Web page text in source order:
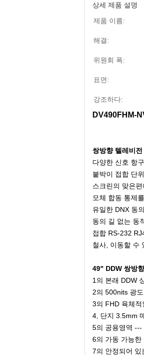
상세 제품 설명
제품 이름:
해결:
위원회 폭:
표면:
강조하다:
DV490FHM-
쌍방향 텔레비
다양한 신호 항
붙박이 접합 단
스크린의 맞은
모체 합동 통제
유일한 DNX 동
동의 길 없는 동
접합 RS-232
철사, 이동할 수
49" DDW 쌍방
1의 본래 DDW
2의 500nits 광
3의 FHD 육체
4, 단지 3.5mm
5의 공용영역 ---
6의 가동 가능한
7의 안정되어 있